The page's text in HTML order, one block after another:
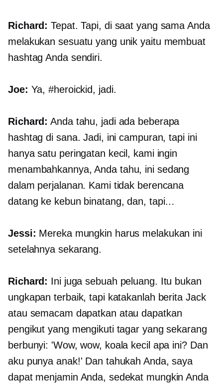
Richard: Tepat. Tapi, di saat yang sama Anda
melakukan sesuatu yang unik yaitu membuat
hashtag Anda sendiri.
Joe: Ya, #heroickid, jadi.
Richard: Anda tahu, jadi ada beberapa
hashtag di sana. Jadi, ini campuran, tapi ini
hanya satu peringatan kecil, kami ingin
menambahkannya, Anda tahu, ini sedang
dalam perjalanan. Kami tidak berencana
datang ke kebun binatang, dan, tapi…
Jessi: Mereka mungkin harus melakukan ini
setelahnya sekarang.
Richard: Ini juga sebuah peluang. Itu bukan
ungkapan terbaik, tapi katakanlah berita Jack
atau semacam dapatkan atau dapatkan
pengikut yang mengikuti tagar yang sekarang
berbunyi: 'Wow, wow, koala kecil apa ini? Dan
aku punya anak!' Dan tahukah Anda, saya
dapat menjamin Anda, sedekat mungkin Anda